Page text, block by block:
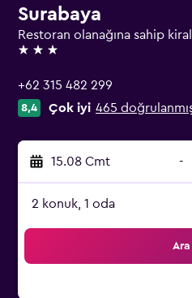
Surabaya
Restoran olanağına sahip
3 yıldız
+62 315 482 299
8,4 Çok iyi 465
15.08 Cmt -
2 konuk, 1 oda
Ara